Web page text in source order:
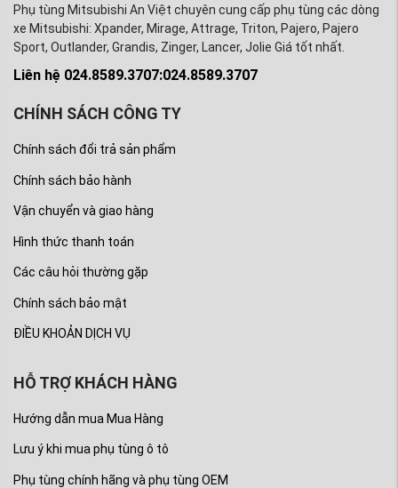
Phụ tùng Mitsubishi An Việt chuyên cung cấp phụ tùng các dòng
xe Mitsubishi: Xpander, Mirage, Attrage, Triton, Pajero, Pajero
Sport, Outlander, Grandis, Zinger, Lancer, Jolie Giá tốt nhất.
Liên hệ 024.8589.3707:024.8589.3707
CHÍNH SÁCH CÔNG TY
Chính sách đổi trả sản phẩm
Chính sách bảo hành
Vận chuyển và giao hàng
Hình thức thanh toán
Các câu hỏi thường gặp
Chính sách bảo mật
ĐIỀU KHOẢN DỊCH VỤ
HỖ TRỢ KHÁCH HÀNG
Hướng dẫn mua Mua Hàng
Lưu ý khi mua phụ tùng ô tô
Phụ tùng chính hãng và phụ tùng OEM